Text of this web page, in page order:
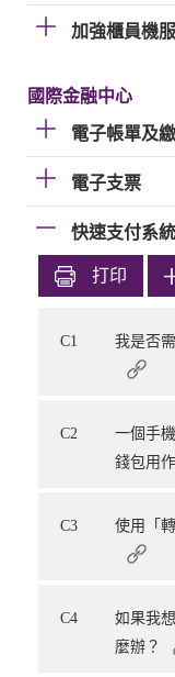
加強櫃員機
國際金融中心
電子帳單及
電子支票
快速支付系統
打印
C1 我是否
C2
一個手
錢包用
C3 使用「
C4
如果我
麼辦？